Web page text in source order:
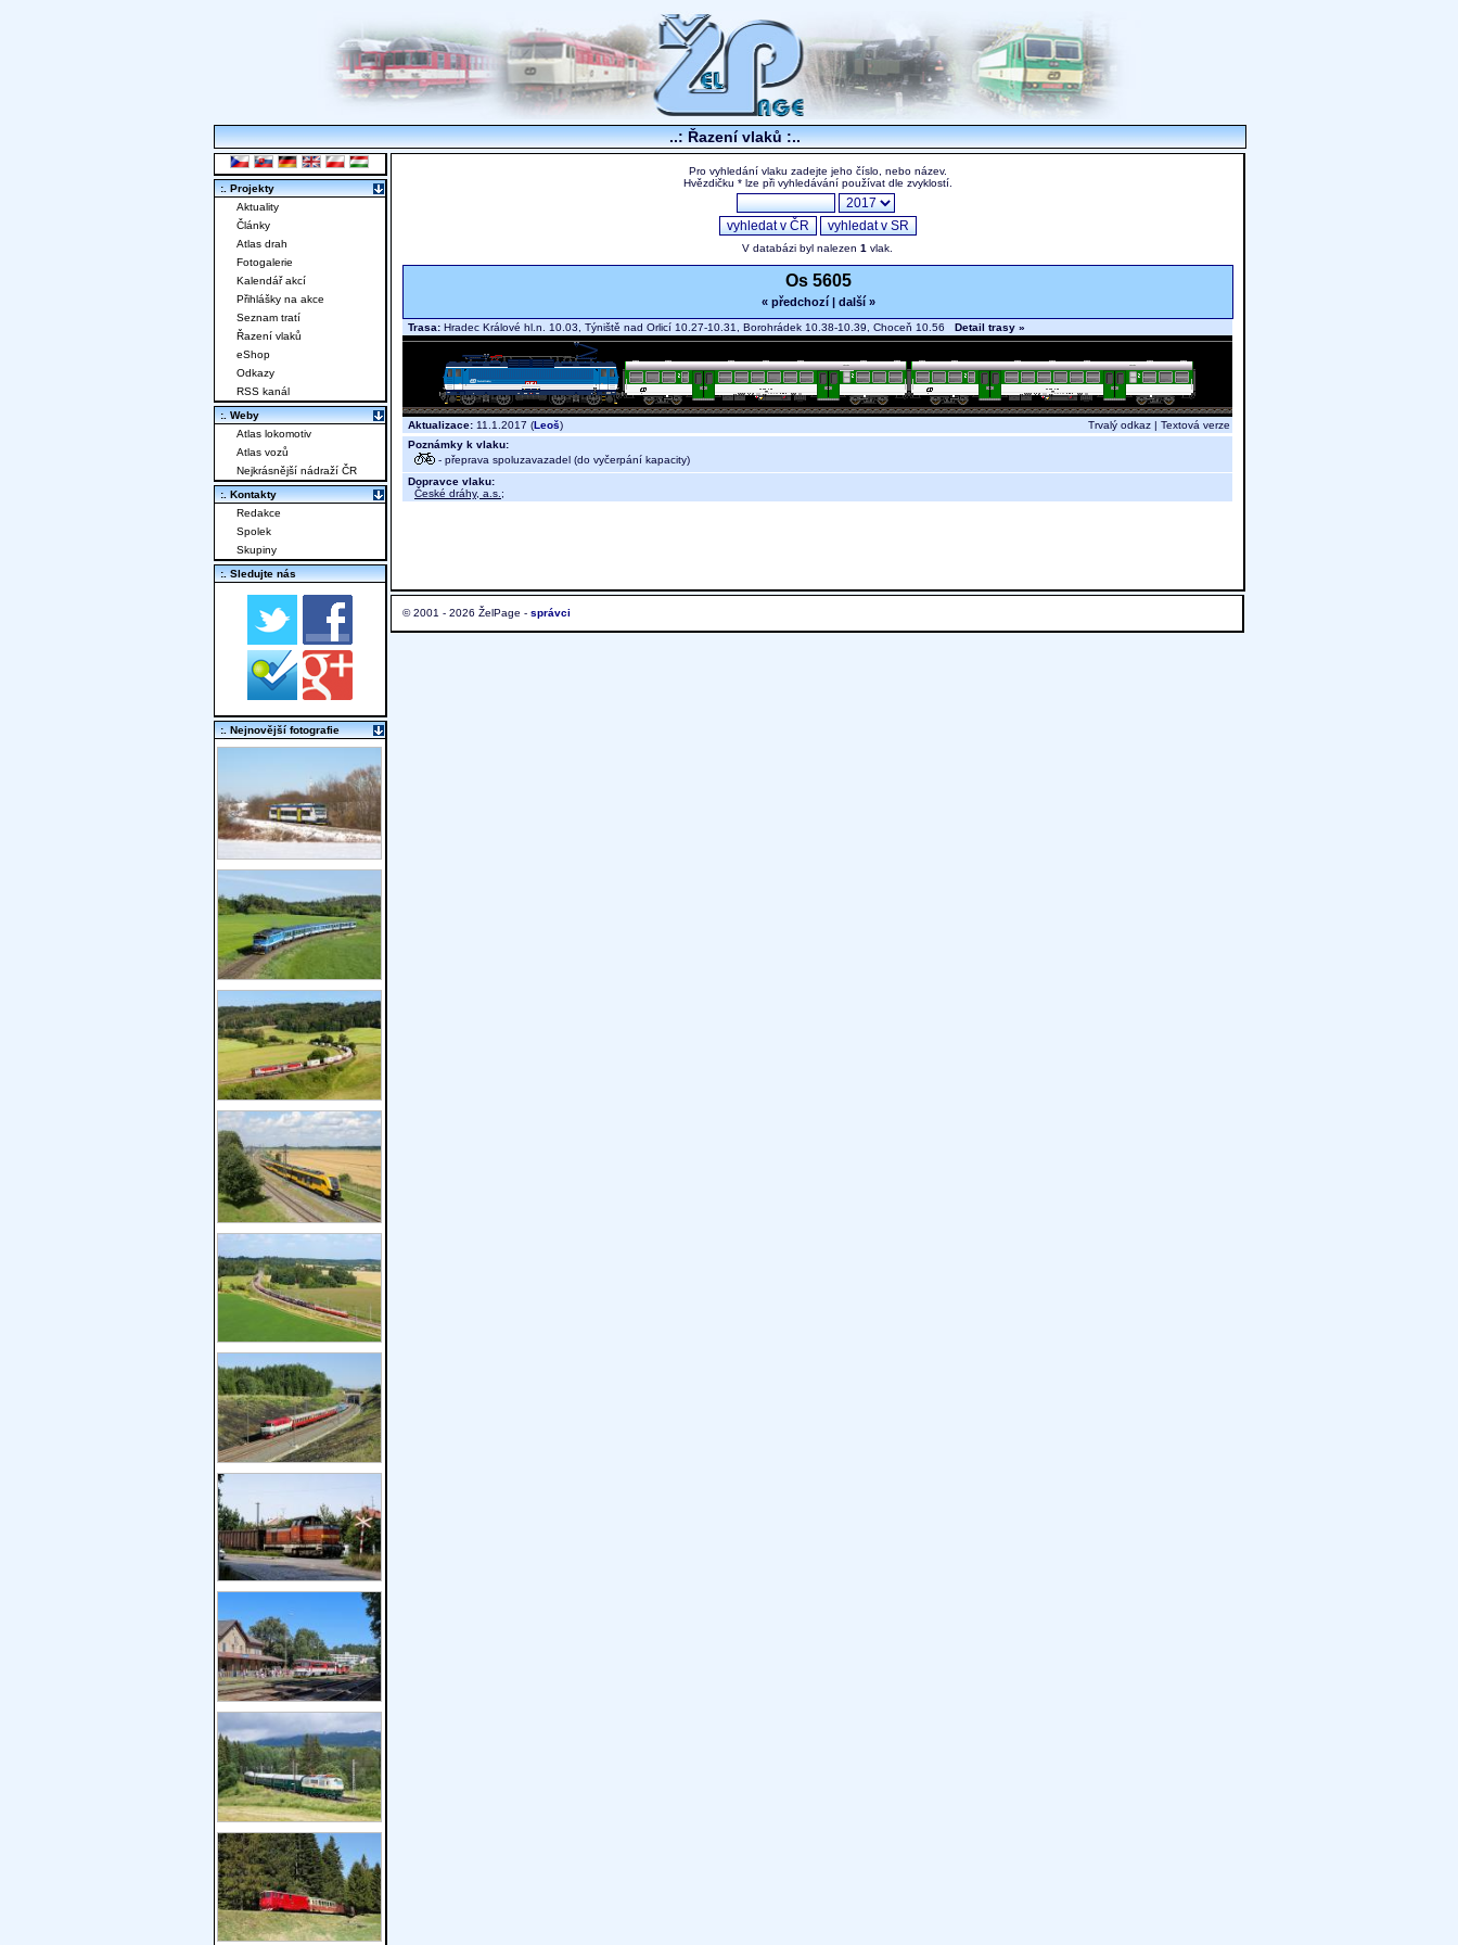
..: Řazení vlaků :..
Pro vyhledání vlaku zadejte jeho číslo, nebo název.
Hvězdičku * lze při vyhledávání používat dle zvyklostí.
V databázi byl nalezen 1 vlak.
Os 5605
« předchozí| další »
Trasa: Hradec Králové hl.n. 10.03, Týniště nad Orlicí 10.27-10.31, Borohrádek 10.38-10.39, Choceň 10.56 Detail trasy »
Aktualizace: 11.1.2017 (Leoš) Trvalý odkaz | Textová verze
Poznámky k vlaku:
- přeprava spoluzavazadel (do vyčerpání kapacity)
Dopravce vlaku:
České dráhy, a.s. ;
© 2001 - 2026 ŽelPage - správci
:. Projekty
Aktuality
Články
Atlas drah
Fotogalerie
Kalendář akcí
Přihlášky na akce
Seznam tratí
Řazení vlaků
eShop
Odkazy
RSS kanál
:. Weby
Atlas lokomotiv
Atlas vozů
Nejkrásnější nádraží ČR
:. Kontakty
Redakce
Spolek
Skupiny
:. Sledujte nás
:. Nejnovější fotografie